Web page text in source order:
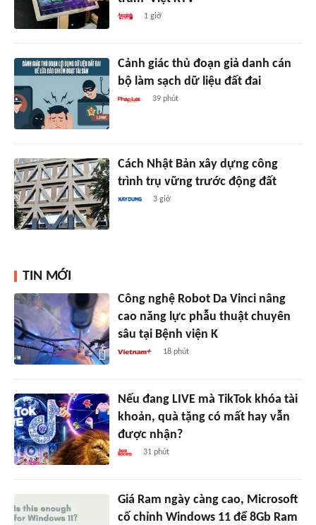
1 giờ
Cảnh giác thủ đoạn giả danh cán
bộ làm sạch dữ liệu đất đai
39 phút
Cách Nhật Bản xây dựng công
trình trụ vững trước động đất
3 giờ
TIN MỚI
Công nghệ Robot Da Vinci nâng
cao năng lực phẫu thuật chuyên
sâu tại Bệnh viện K
18 phút
Nếu đang LIVE mà TikTok khóa tài
khoản, quà tặng có mất hay vẫn
được nhận?
31 phút
Giá Ram ngày càng cao, Microsoft
cố chỉnh Windows 11 để 8Gb Ram